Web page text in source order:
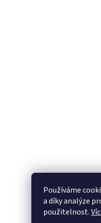
Používáme
a díky analýze
použitelnost.